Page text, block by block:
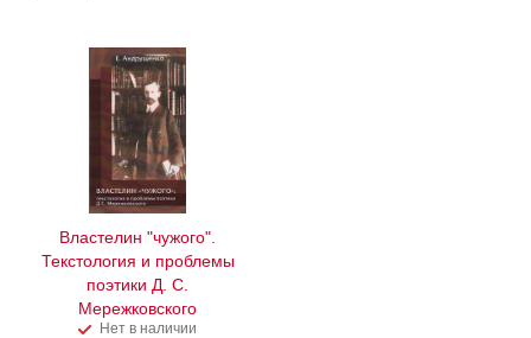
Властелин "чужого".
Текстология и проблемы
поэтики Д. С.
Мережковского
Нет в наличии